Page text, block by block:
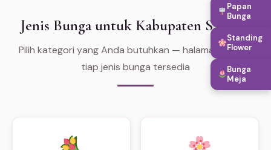
Jenis Bunga untuk Kabupaten Sambas
Pilih kategori yang Anda butuhkan — halaman khusus
tiap jenis bunga tersedia
Papan
Bunga
Standing
Flower
Bunga
Meja